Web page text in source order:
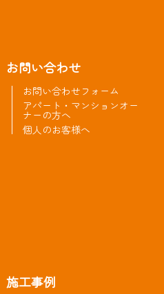
お問い合わせ
お問い合わせフォーム
アパート・マンションオー
ナーの方へ
個人のお客様へ
施工事例